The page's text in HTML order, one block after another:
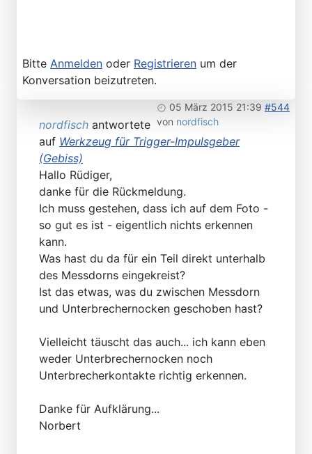
Bitte Anmelden oder Registrieren um der
Konversation beizutreten.
05 März 2015 21:39 #544
von nordfisch
nordfisch antwortete
auf Werkzeug für Trigger-Impulsgeber
(Gebiss)
Hallo Rüdiger,
danke für die Rückmeldung.
Ich muss gestehen, dass ich auf dem Foto -
so gut es ist - eigentlich nichts erkennen
kann.
Was hast du da für ein Teil direkt unterhalb
des Messdorns eingekreist?
Ist das etwas, was du zwischen Messdorn
und Unterbrechernocken geschoben hast?
Vielleicht täuscht das auch... ich kann eben
weder Unterbrechernocken noch
Unterbrecherkontakte richtig erkennen.
Danke für Aufklärung...
Norbert